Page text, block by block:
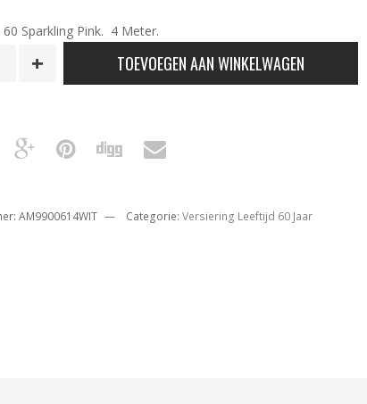
60 Sparkling Pink. 4 Meter.
TOEVOEGEN AAN WINKELWAGEN
AM9900614WIT Categorie: Versiering Leeftijd 60 Jaar